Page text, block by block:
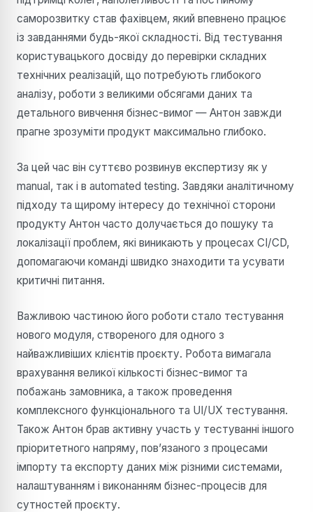
саморозвитку став фахівцем, який впевнено працює
із завданнями будь-якої складності. Від тестування
користувацького досвіду до перевірки складних
технічних реалізацій, що потребують глибокого
аналізу, роботи з великими обсягами даних та
детального вивчення бізнес-вимог — Антон завжди
прагне зрозуміти продукт максимально глибоко.
За цей час він суттєво розвинув експертизу як у
manual, так і в automated testing. Завдяки аналітичному
підходу та щирому інтересу до технічної сторони
продукту Антон часто долучається до пошуку та
локалізації проблем, які виникають у процесах CI/CD,
допомагаючи команді швидко знаходити та усувати
критичні питання.
Важливою частиною його роботи стало тестування
нового модуля, створеного для одного з
найважливіших клієнтів проєкту. Робота вимагала
врахування великої кількості бізнес-вимог та
побажань замовника, а також проведення
комплексного функціонального та UI/UX тестування.
Також Антон брав активну участь у тестуванні іншого
пріоритетного напряму, пов’язаного з процесами
імпорту та експорту даних між різними системами,
налаштуванням і виконанням бізнес-процесів для
сутностей проєкту.